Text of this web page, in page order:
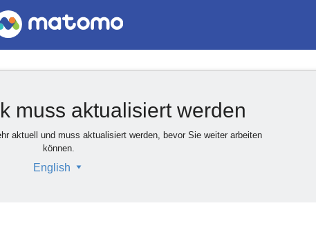
muss aktualisiert werden
aktuell und muss aktualisiert werden, bevor Sie weiter arbeiten
können.
English